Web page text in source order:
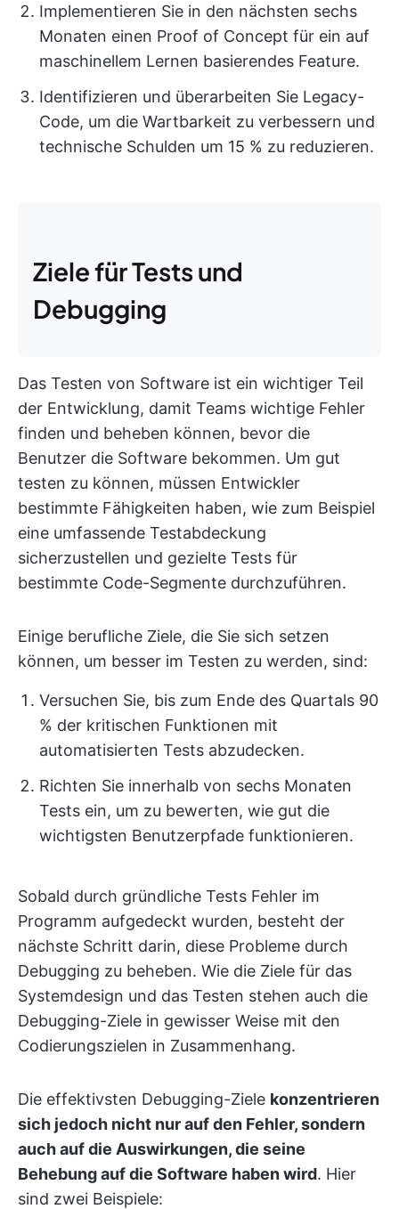
Implementieren Sie in den nächsten sechs
Monaten einen Proof of Concept für ein auf
maschinellem Lernen basierendes Feature.
Identifizieren und überarbeiten Sie Legacy-
Code, um die Wartbarkeit zu verbessern und
technische Schulden um 15 % zu reduzieren.
Ziele für Tests und
Debugging
Das Testen von Software ist ein wichtiger Teil
der Entwicklung, damit Teams wichtige Fehler
finden und beheben können, bevor die
Benutzer die Software bekommen. Um gut
testen zu können, müssen Entwickler
bestimmte Fähigkeiten haben, wie zum Beispiel
eine umfassende Testabdeckung
sicherzustellen und gezielte Tests für
bestimmte Code-Segmente durchzuführen.
Einige berufliche Ziele, die Sie sich setzen
können, um besser im Testen zu werden, sind:
Versuchen Sie, bis zum Ende des Quartals 90
% der kritischen Funktionen mit
automatisierten Tests abzudecken.
Richten Sie innerhalb von sechs Monaten
Tests ein, um zu bewerten, wie gut die
wichtigsten Benutzerpfade funktionieren.
Sobald durch gründliche Tests Fehler im
Programm aufgedeckt wurden, besteht der
nächste Schritt darin, diese Probleme durch
Debugging zu beheben. Wie die Ziele für das
Systemdesign und das Testen stehen auch die
Debugging-Ziele in gewisser Weise mit den
Codierungszielen in Zusammenhang.
Die effektivsten Debugging-Ziele konzentrieren
sich jedoch nicht nur auf den Fehler, sondern
auch auf die Auswirkungen, die seine
Behebung auf die Software haben wird. Hier
sind zwei Beispiele: